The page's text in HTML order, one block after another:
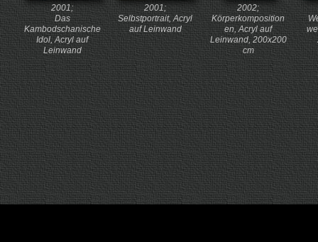
2001;
Das
Kambodschanische
Idol, Acryl auf
Leinwand
2001;
Selbstportrait, Acryl
auf Leinwand
2002;
Körperkomposition
en, Acryl auf
Leinwand, 200x200
cm